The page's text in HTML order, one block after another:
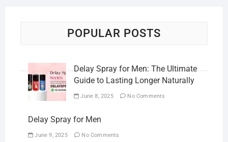
POPULAR POSTS
Delay Spray for Men: The Ultimate
Guide to Lasting Longer Naturally
June 8, 2025 No Comments
Delay Spray for Men
June 9, 2025 No Comments